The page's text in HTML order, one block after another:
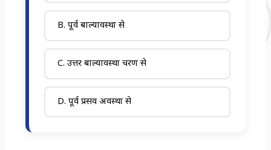
B. पूर्व बाल्यावस्था से
C. उत्तर बाल्यावस्था चरण से
D. पूर्व प्रसव अवस्था से